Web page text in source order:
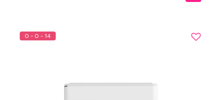
0 - 0 - 14